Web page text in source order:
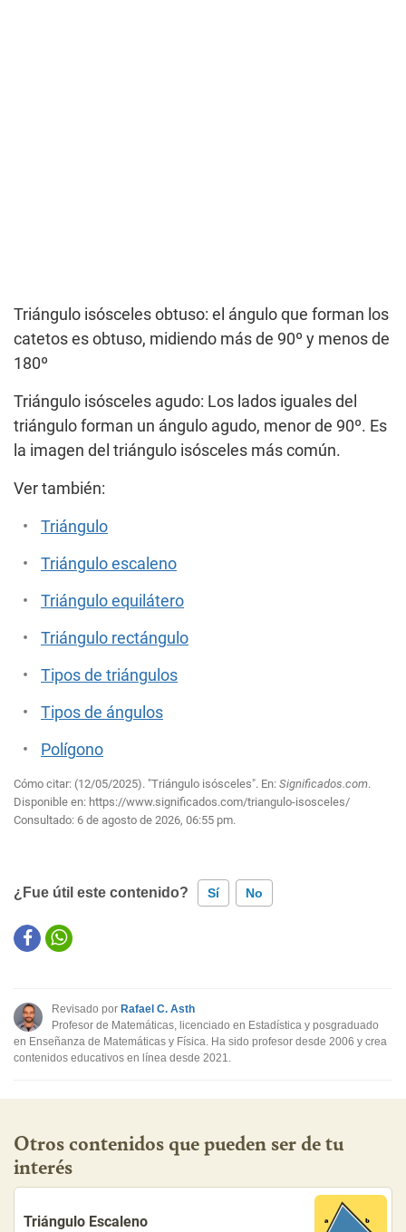
Triángulo isósceles obtuso: el ángulo que forman los
catetos es obtuso, midiendo más de 90º y menos de
180º
Triángulo isósceles agudo: Los lados iguales del
triángulo forman un ángulo agudo, menor de 90º. Es
la imagen del triángulo isósceles más común.
Ver también:
Triángulo
Triángulo escaleno
Triángulo equilátero
Triángulo rectángulo
Tipos de triángulos
Tipos de ángulos
Polígono
Cómo citar: (12/05/2025). "Triángulo isósceles". En: Significados.com.
Disponible en: https://www.significados.com/triangulo-isosceles/
Consultado: 6 de agosto de 2026, 06:55 pm.
¿Fue útil este contenido? Sí No
Este contenido contiene información incorrecta
Otro
Revisado por Rafael C. Asth
Profesor de Matemáticas, licenciado en Estadística y posgraduado
en Enseñanza de Matemáticas y Física. Ha sido profesor desde 2006 y crea
contenidos educativos en línea desde 2021.
Otros contenidos que pueden ser de tu
interés
Triángulo Escaleno